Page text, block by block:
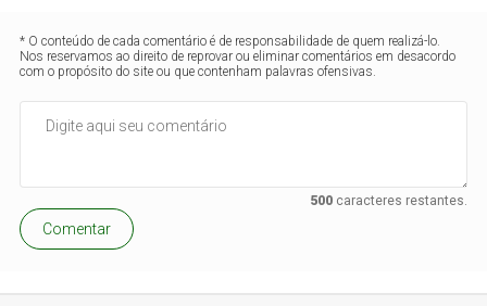
* O conteúdo de cada comentário é de responsabilidade de quem realizá-lo.
Nos reservamos ao direito de reprovar ou eliminar comentários em desacordo
com o propósito do site ou que contenham palavras ofensivas.
500caracteres restantes.
Comentar